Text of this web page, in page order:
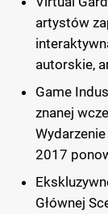
artystów
autorskie,
Game
znanej
2017
Głównej